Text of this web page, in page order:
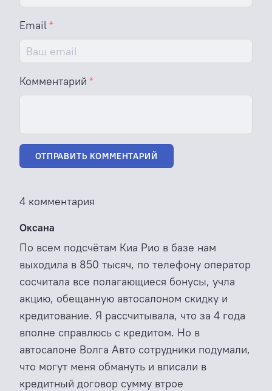
Email
Комментарий
ОТПРАВИТЬ КОММЕНТАРИЙ
4 комментария
Оксана
По всем подсчётам Киа Рио в базе нам
выходила в 850 тысяч, по телефону оператор
сосчитала все полагающиеся бонусы, учла
акцию, обещанную автосалоном скидку и
кредитование. Я рассчитывала, что за 4 года
вполне справлюсь с кредитом. Но в
автосалоне Волга Авто сотрудники подумали,
что могут меня обмануть и вписали в
кредитный договор сумму втрое